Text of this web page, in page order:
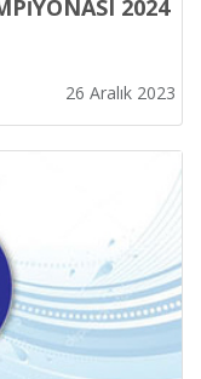
2024
26 Aralık 2023